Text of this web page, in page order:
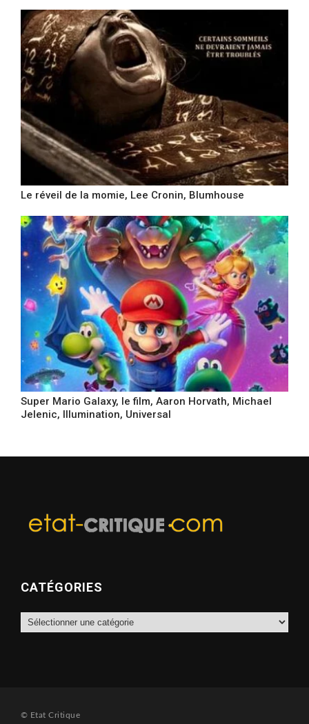
Le réveil de la momie, Lee Cronin, Blumhouse
Super Mario Galaxy, le film, Aaron Horvath, Michael
Jelenic, Illumination, Universal
CATÉGORIES
Catégories
© Etat Critique